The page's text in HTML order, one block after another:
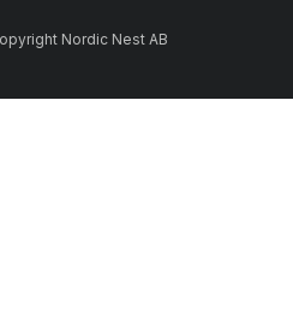
Nordic Nest AB